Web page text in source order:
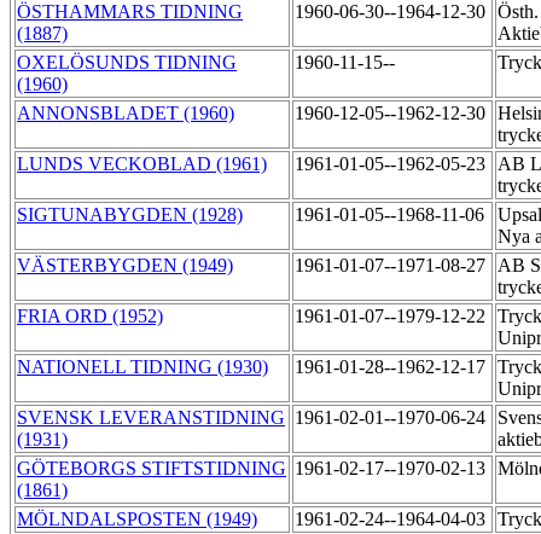
ÖSTHAMMARS TIDNING
(1887)
1960-06-30--1964-12-30
OXELÖSUNDS TIDNING
(1960)
1960-11-15--
ANNONSBLADET (1960) 1960-12-05--1962-12-30
LUNDS VECKOBLAD (1961)
1961-01-05--1962-05-23
AB
SIGTUNABYGDEN (1928)
1961-01-05--1968-11-06
Nya
VÄSTERBYGDEN (1949)
1961-01-07--1971-08-27
AB
FRIA ORD (1952)
1961-01-07--1979-12-22
NATIONELL TIDNING (1930)
1961-01-28--1962-12-17
SVENSK LEVERANSTIDNING
(1931)
1961-02-01--1970-06-24
GÖTEBORGS STIFTSTIDNING
(1861)
1961-02-17--1970-02-13
MÖLNDALSPOSTEN (1949) 1961-02-24--1964-04-03